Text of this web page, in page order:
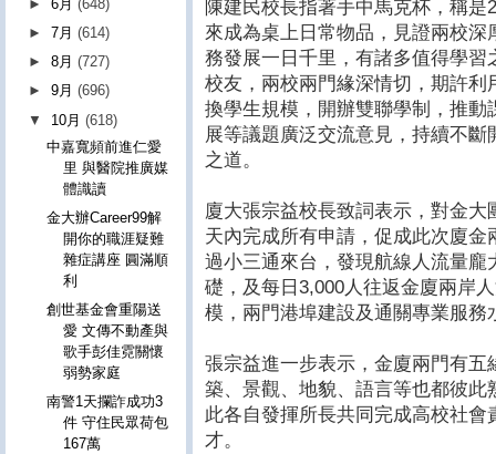
陳建民校長指著手中馬克杯，稱
來成為桌上日常物品，見證兩校
務發展一日千里，有諸多值得學
校友，兩校兩門緣深情切，期許
換學生規模，開辦雙聯學制，推
展等議題廣泛交流意見，持續不
之道。
廈大張宗益校長致詞表示，對金
天內完成所有申請，促成此次廈
過小三通來台，發現航線人流量
礎，及每日3,000人往返金廈兩岸
模，兩門港埠建設及通關專業服務
張宗益進一步表示，金廈兩門有
築、景觀、地貌、語言等也都彼
此各自發揮所長共同完成高校社
才。
►6月(648)
►7月(614)
►8月(727)
►9月(696)
▼ 10月(618)
中嘉寬頻前進仁愛
里 與醫院推廣媒
體識讀
金大辦Career99解
開你的職涯疑難
雜症講座 圓滿順
利
創世基金會重陽送
愛 文傳不動產與
歌手彭佳霓關懷
弱勢家庭
南警1天攔詐成功3
件 守住民眾荷包
167萬